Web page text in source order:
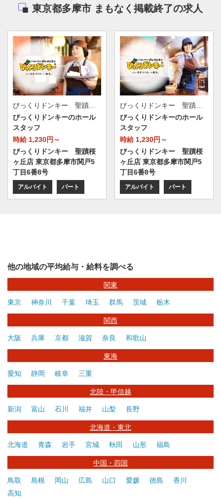
東京都多摩市 まもなく掲載終了の求人
びっくりドンキーのホール
スタッフ
時給 1,230円～
びっくりドンキー 聖蹟桜
ヶ丘店 東京都多摩市関戸5
丁目6番8号
アルバイト パート
びっくりドンキーのホール
スタッフ
時給 1,230円～
びっくりドンキー 聖蹟桜
ヶ丘店 東京都多摩市関戸5
丁目6番8号
アルバイト パート
他の地域の平均給与・給料を調べる
関東
東京 神奈川 千葉 埼玉 群馬 茨城 栃木
関西
大阪 兵庫 京都 滋賀 奈良 和歌山
東海
愛知 静岡 岐阜 三重
北陸・甲信越
新潟 富山 石川 福井 山梨 長野
北海道・東北
北海道 青森 岩手 宮城 秋田 山形 福島
中国・四国
鳥取 島根 岡山 広島 山口 愛媛 徳島
香川
高知